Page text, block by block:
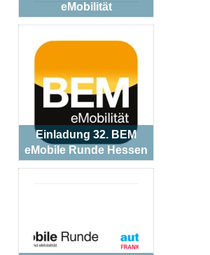
eMobilität
Einladung 32. BEM
eMobile Runde Hessen